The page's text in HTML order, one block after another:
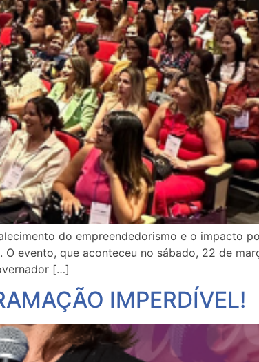
do empreendedorismo e o impacto
evento, que aconteceu no sábado, 22 de
[…]
IMPERDÍVEL!